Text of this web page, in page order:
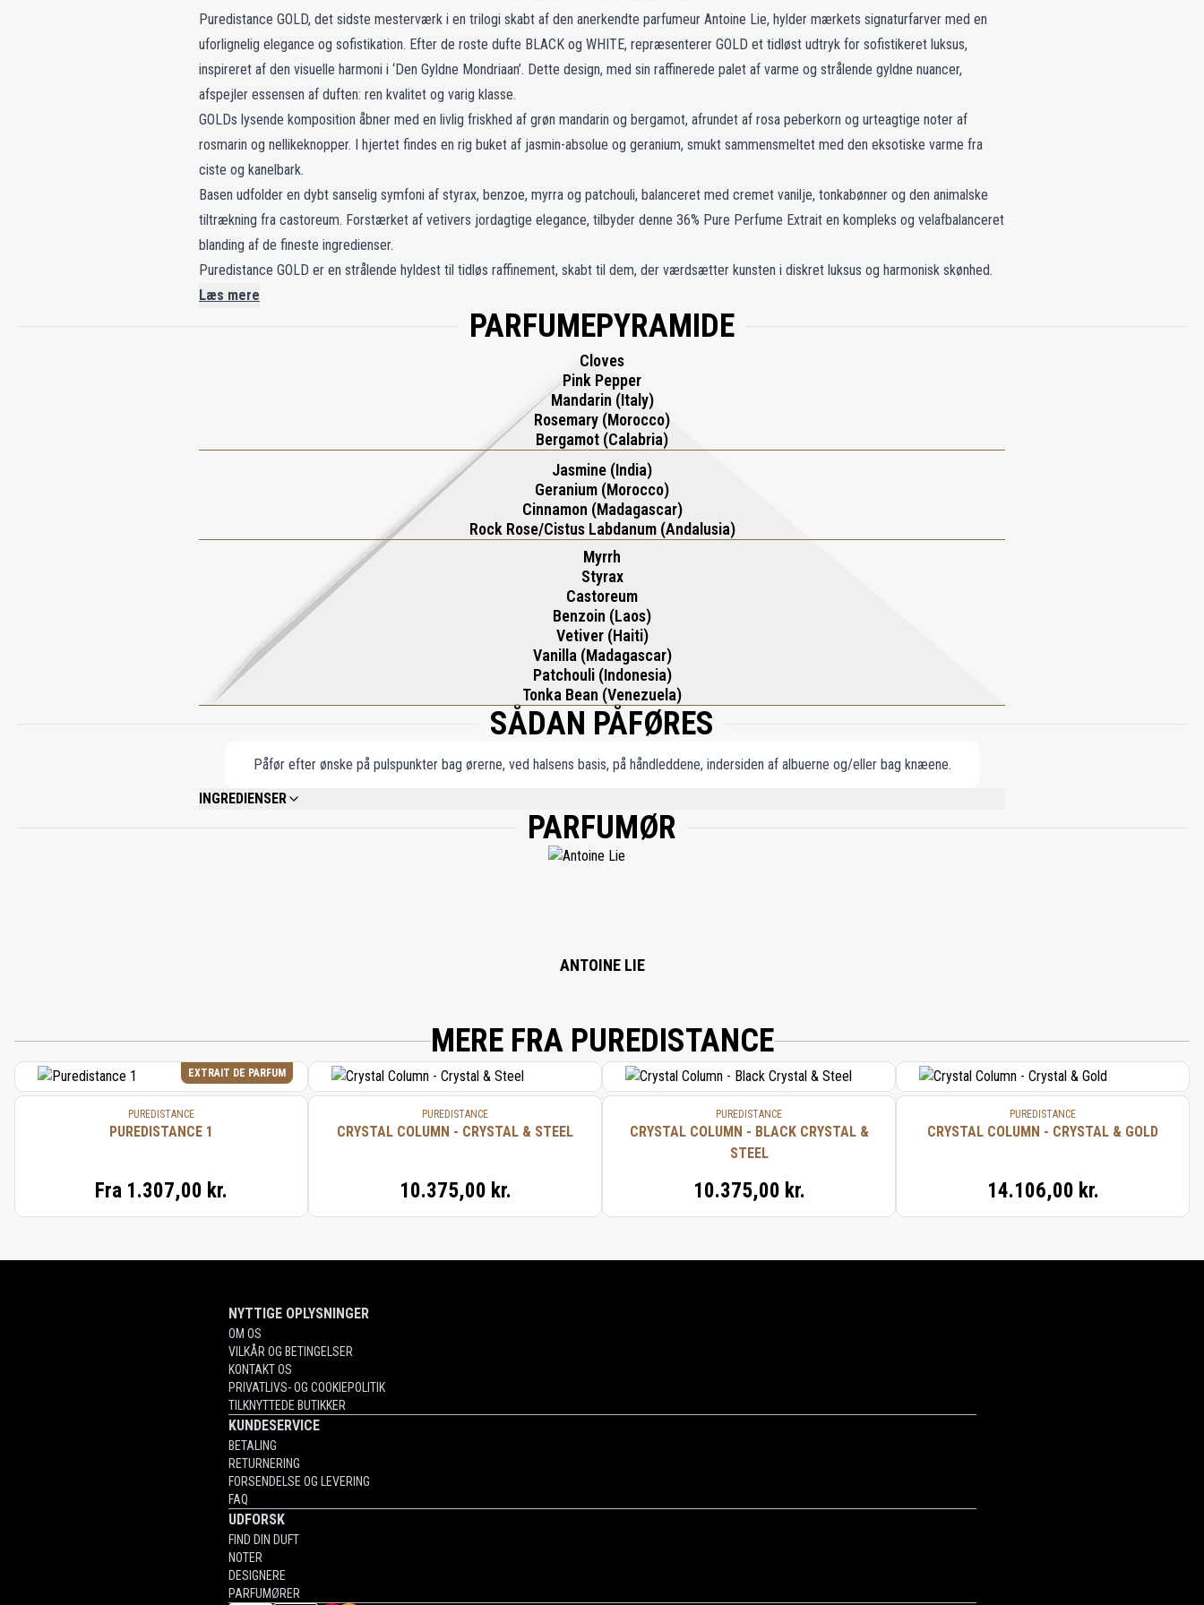
Puredistance GOLD, det sidste mesterværk i en trilogi skabt af den anerkendte parfumeur Antoine Lie, hylder mærkets signaturfarver med en
uforlignelig elegance og sofistikation. Efter de roste dufte BLACK og WHITE, repræsenterer GOLD et tidløst udtryk for sofistikeret luksus,
inspireret af den visuelle harmoni i ‘Den Gyldne Mondriaan’. Dette design, med sin raffinerede palet af varme og strålende gyldne nuancer,
afspejler essensen af duften: ren kvalitet og varig klasse.
GOLDs lysende komposition åbner med en livlig friskhed af grøn mandarin og bergamot, afrundet af rosa peberkorn og urteagtige noter af
rosmarin og nellikeknopper. I hjertet findes en rig buket af jasmin-absolue og geranium, smukt sammensmeltet med den eksotiske varme fra
ciste og kanelbark.
Basen udfolder en dybt sanselig symfoni af styrax, benzoe, myrra og patchouli, balanceret med cremet vanilje, tonkabønner og den animalske
tiltrækning fra castoreum. Forstærket af vetivers jordagtige elegance, tilbyder denne 36% Pure Perfume Extrait en kompleks og velafbalanceret
blanding af de fineste ingredienser.
Puredistance GOLD er en strålende hyldest til tidløs raffinement, skabt til dem, der værdsætter kunsten i diskret luksus og harmonisk skønhed.
Læs mere
PARFUMEPYRAMIDE
Cloves
Pink Pepper
Mandarin (Italy)
Rosemary (Morocco)
Bergamot (Calabria)
Jasmine (India)
Geranium (Morocco)
Cinnamon (Madagascar)
Rock Rose/Cistus Labdanum (Andalusia)
Myrrh
Styrax
Castoreum
Benzoin (Laos)
Vetiver (Haiti)
Vanilla (Madagascar)
Patchouli (Indonesia)
Tonka Bean (Venezuela)
SÅDAN PÅFØRES
Påfør efter ønske på pulspunkter bag ørerne, ved halsens basis, på håndleddene, indersiden af albuerne og/eller bag knæene.
INGREDIENSER
ALCOHOL DENAT, LIMONENE, ALPHA-ISOMETHYL IONONE, COUMARIN, CITRONELLOL, LINALOOL, BUTYLPHENYL METHYLPROPIONAL, GERANIOL, EUGENOL, CITRAL,
BENZYL BENZOATE, CINNAMYL ALCOHOL, BENZYL CINNAMATE, CINNAMAL, BENZYL ALCOHOL, ISOEUGENOL.
PARFUMØR
ANTOINE LIE
MERE FRA PUREDISTANCE
EXTRAIT DE PARFUM
PUREDISTANCE
PUREDISTANCE 1
Fra 1.307,00 kr.
PUREDISTANCE
CRYSTAL COLUMN - CRYSTAL & STEEL
10.375,00 kr.
PUREDISTANCE
CRYSTAL COLUMN - BLACK CRYSTAL &
STEEL
10.375,00 kr.
PUREDISTANCE
CRYSTAL COLUMN - CRYSTAL & GOLD
14.106,00 kr.
NYTTIGE OPLYSNINGER
OM OS
VILKÅR OG BETINGELSER
KONTAKT OS
PRIVATLIVS- OG COOKIEPOLITIK
TILKNYTTEDE BUTIKKER
KUNDESERVICE
BETALING
RETURNERING
FORSENDELSE OG LEVERING
FAQ
UDFORSK
FIND DIN DUFT
NOTER
DESIGNERE
PARFUMØRER